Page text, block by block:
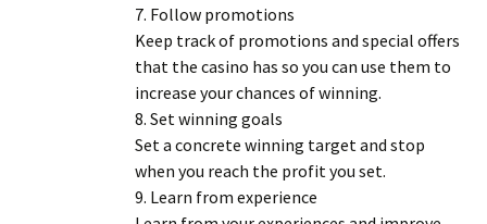
7. Follow promotions
Keep track of promotions and special offers
that the casino has so you can use them to
increase your chances of winning.
8. Set winning goals
Set a concrete winning target and stop
when you reach the profit you set.
9. Learn from experience